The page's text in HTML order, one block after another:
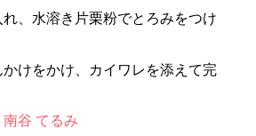
、水溶き片栗粉でとろみをつけ
けをかけ、カイワレを添えて完
南谷 てるみ